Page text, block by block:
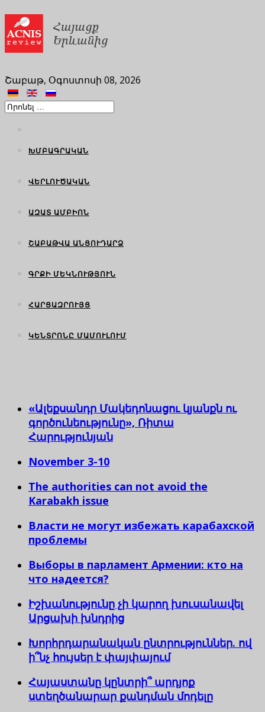
Շաբաթ, Օգոստոսի 08, 2026
ԽՄԲԱԳՐԱԿԱՆ
ՎԵՐԼՈՒԾԱԿԱՆ
ԱԶԱՏ ԱՄԲԻՈՆ
ՇԱԲԱԹՎԱ ԱՆՑՈՒԴԱՐՁ
ԳՐՔԻ ՄԵԿՆՈՒԹՅՈՒՆ
ՀԱՐՑԱԶՐՈՒՅՑ
ԿԵՆՏՐՈՆԸ ՄԱՄՈՒԼՈՒՄ
«Ալեքսանդր Մակեդոնացու կյանքն ու
գործունեությունը», Ռիտա
Հարությունյան
November 3-10
The authorities can not avoid the
Karabakh issue
Власти не могут избежать карабахской
проблемы
Выборы в парламент Армении: кто на
что надеется?
Իշխանությունը չի կարող խուսանավել
Արցախի խնդրից
Խորհրդարանական ընտրություններ. ով
ի՞նչ հույսեր է փայփայում
Հայաստանը կընտրի՞ արդյոք
ստեղծանարար քանդման մոդելը